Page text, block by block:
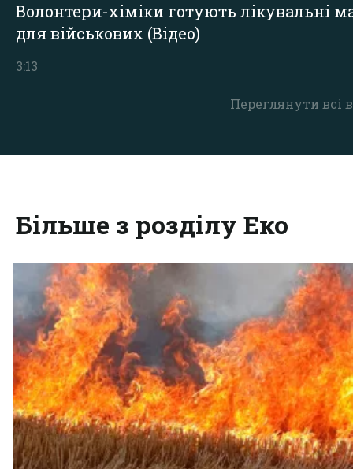
Переглянути всі
Волонтери-хіміки готують лікувальні
для військових (Відео)
3:13
Більше з розділу Еко